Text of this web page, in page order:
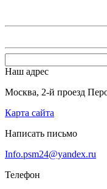
Наш адрес
Москва, 2-й проезд
Карта сайта
Написать письмо
Info.psm24@yandex.ru
Телефон